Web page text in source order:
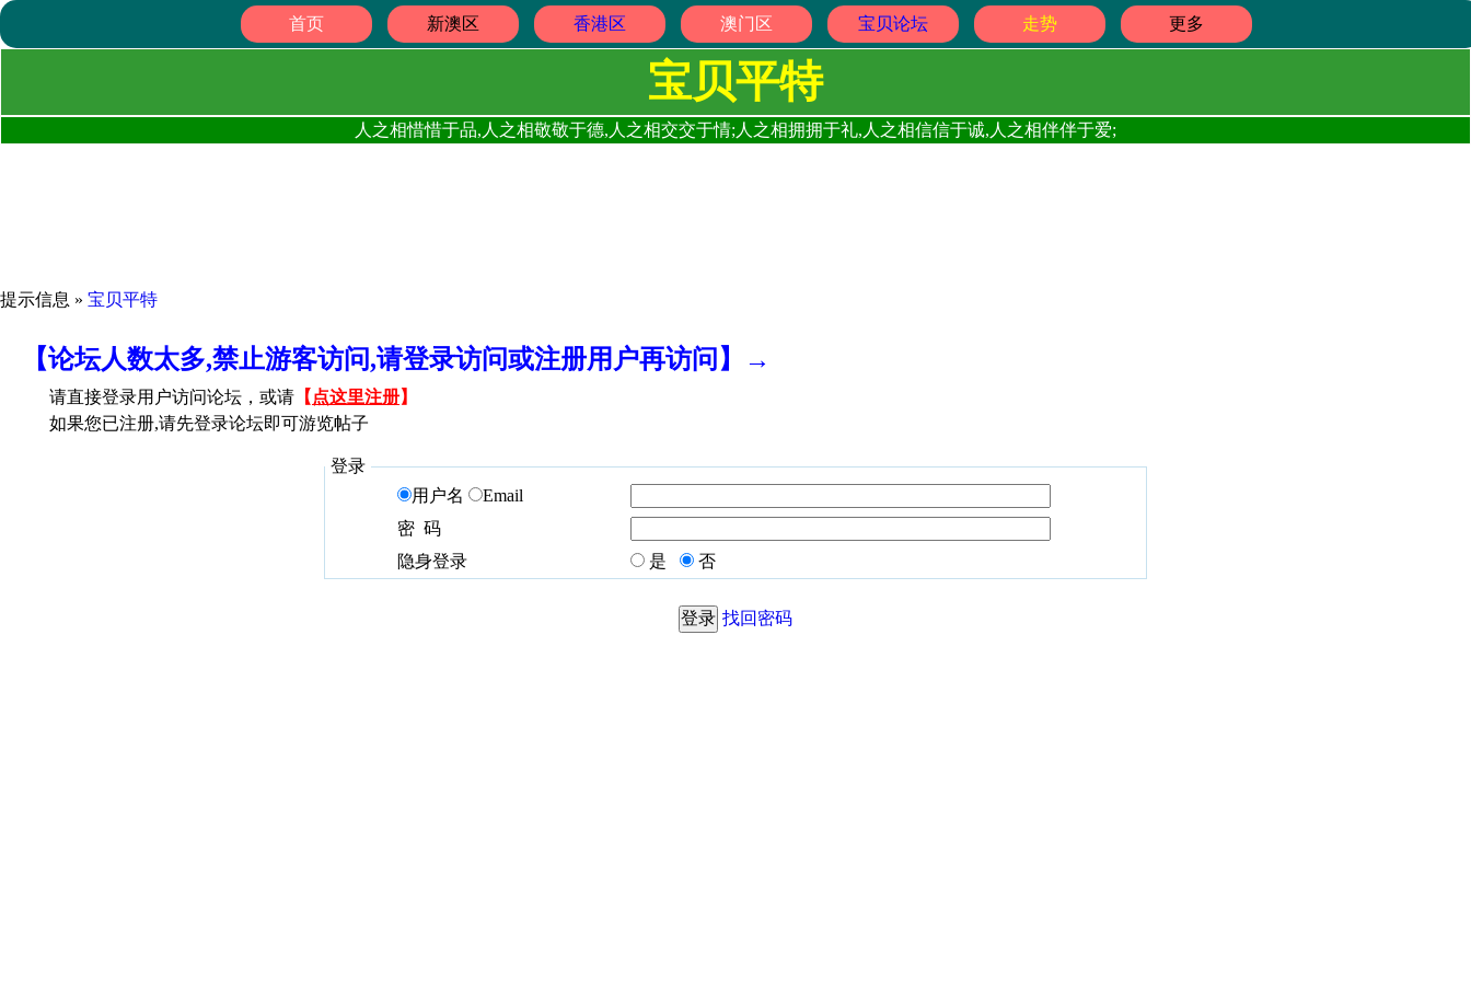
首页 新澳区 香港区 澳门区 宝贝论坛 走势 更多
宝贝平特
人之相惜惜于品,人之相敬敬于德,人之相交交于情;人之相拥拥于礼,人之相信信于诚,人之相伴伴于爱;
提示信息 » 宝贝平特
【论坛人数太多,禁止游客访问,请登录访问或注册用户再访问】→
请直接登录用户访问论坛，或请 【 点这里注册】
如果您已注册,请先登录论坛即可游览帖子
登录
用户名
Email
密 码
隐身登录
是 否
找回密码